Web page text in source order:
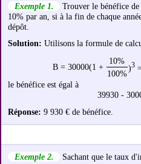
Exemple 1.
Trouver le bénéfice de
10% par an, si à la fin de chaque
dépôt.
Solution: Utilisons la formule de
B = 30000(1 +
10%
)3=
100%
le bénéfice est égal à
39930 -
Réponse: 9 930 € de bénéfice.
Exemple 2.
Sachant que le taux